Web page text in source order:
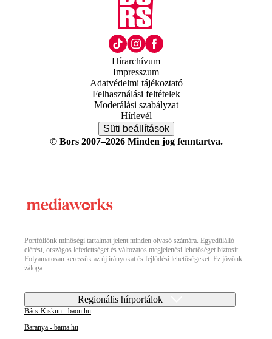
Hírarchívum
Impresszum
Adatvédelmi tájékoztató
Felhasználási feltételek
Moderálási szabályzat
Hírlevél
Süti beállítások
© Bors 2007–2026 Minden jog fenntartva.
Portfóliónk minőségi tartalmat jelent minden olvasó számára. Egyedülálló
elérést, országos lefedettséget és változatos megjelenési lehetőséget biztosít.
Folyamatosan keressük az új irányokat és fejlődési lehetőségeket. Ez jövőnk
záloga.
Regionális hírportálok
Bács-Kiskun - baon.hu
Baranya - bama.hu